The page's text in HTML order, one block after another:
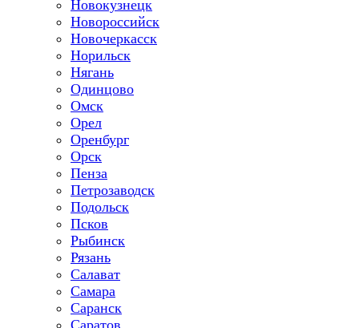
Новокузнецк
Новороссийск
Новочеркасск
Норильск
Нягань
Одинцово
Омск
Орел
Оренбург
Орск
Пенза
Петрозаводск
Подольск
Псков
Рыбинск
Рязань
Салават
Самара
Саранск
Саратов